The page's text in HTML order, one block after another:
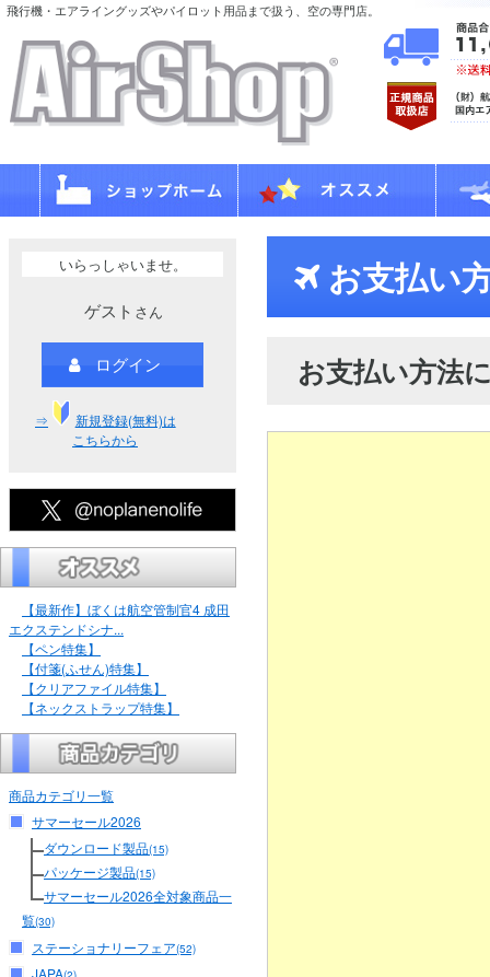
飛行機・エアライングッズやパイロット用品まで扱う、空の専門店。
いらっしゃいませ。
ゲスト さん
ログイン
⇒
新規登録(無料)は
こちらから
【最新作】ぼくは航空管制官4 成田
エクステンドシナ...
【ペン特集】
【付箋(ふせん)特集】
【クリアファイル特集】
【ネックストラップ特集】
商品カテゴリ一覧
サマーセール2026
ダウンロード製品(15)
パッケージ製品(15)
サマーセール2026全対象商品一
覧(30)
ステーショナリーフェア(52)
JAPA
お支払い
お支払い方法